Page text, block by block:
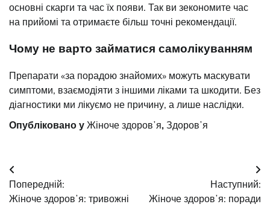
основні скарги та час їх появи. Так ви зекономите час
на прийомі та отримаєте більш точні рекомендації.
Чому не варто займатися самолікуванням
Препарати «за порадою знайомих» можуть маскувати
симптоми, взаємодіяти з іншими ліками та шкодити. Без
діагностики ми лікуємо не причину, а лише наслідки.
Опубліковано у Жіноче здоровʼя, Здоровʼя
Навігація
записів
Попередній:
Жіноче здоровʼя: тривожні
Наступний:
Жіноче здоровʼя: поради